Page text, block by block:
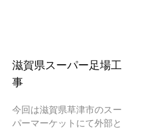
滋賀県スーパー足場工
事
今回は滋賀県草津市のスー
パーマーケットにて外部と